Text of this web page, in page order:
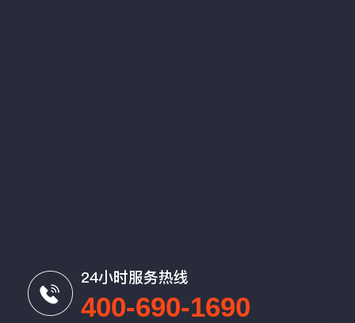
24小时服务热线
400-690-1690